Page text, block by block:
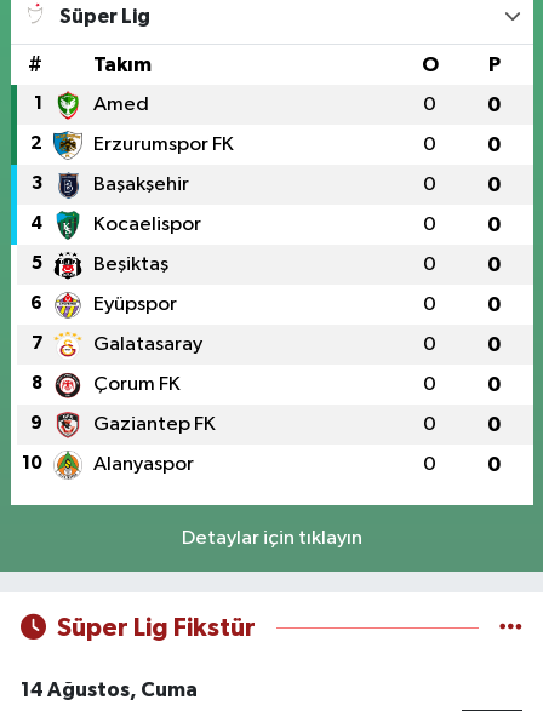
Süper Lig
# Takım O P
1 Amed 0 0
2 Erzurumspor FK 0 0
3 Başakşehir 0 0
4 Kocaelispor 0 0
5 Beşiktaş 0 0
6 Eyüpspor 0 0
7 Galatasaray 0 0
8 Çorum FK 0 0
9 Gaziantep FK 0 0
10 Alanyaspor 0 0
Detaylar için tıklayın
Süper Lig Fikstür
14 Ağustos, Cuma